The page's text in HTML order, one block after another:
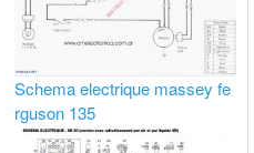
Schema electrique massey fe
rguson 135